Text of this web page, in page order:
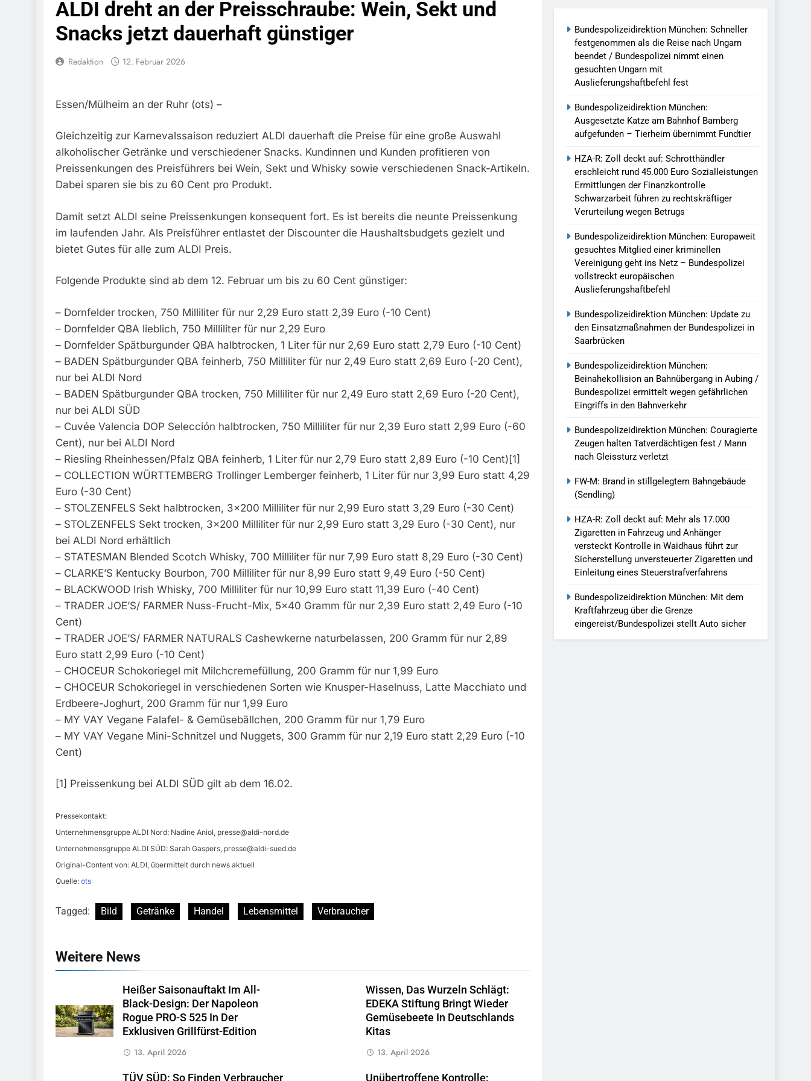
Schwarzarbeit Führen Zu Rechtskräftiger Verurteilung Wegen Betrugs
6. August 2026
Bundespolizeidirektion München: Europaweit Gesuchtes Mitglied Einer Kriminellen Vereinigung Geht Ins Netz –
Bundespolizei Vollstreckt Europäischen Auslieferungshaftbefehl
Bundespolizeidirektion München: Update Zu Den Einsatzmaßnahmen Der Bundespolizei In Saarbrücken
Bundespolizeidirektion München: Beinahekollision An Bahnübergang In Aubing / Bundespolizei Ermittelt Wegen
Gefährlichen Eingriffs In Den Bahnverkehr
Bundespolizeidirektion München: Couragierte Zeugen Halten Tatverdächtigen Fest / Mann Nach Gleissturz Verletzt
5. August 2026
FW-M: Brand In Stillgelegtem Bahngebäude (Sendling)
5. August 2026
HZA-R: Zoll Deckt Auf: Mehr Als 17.000 Zigaretten In Fahrzeug Und Anhänger Versteckt Kontrolle In Waidhaus Führt
Zur Sicherstellung Unversteuerter Zigaretten Und Einleitung Eines Steuerstrafverfahrens
4. August 2026
Bundespolizeidirektion München: Mit Dem Kraftfahrzeug Über Die Grenze Eingereist/Bundespolizei Stellt Auto
Sicher
ALDI dreht an der Preisschraube: Wein, Sekt und
Snacks jetzt dauerhaft günstiger
Redaktion 12. Februar 2026
Essen/Mülheim an der Ruhr (ots) –
Gleichzeitig zur Karnevalssaison reduziert ALDI dauerhaft die Preise für eine große Auswahl
alkoholischer Getränke und verschiedener Snacks. Kundinnen und Kunden profitieren von
Preissenkungen des Preisführers bei Wein, Sekt und Whisky sowie verschiedenen Snack-Artikeln.
Dabei sparen sie bis zu 60 Cent pro Produkt.
Damit setzt ALDI seine Preissenkungen konsequent fort. Es ist bereits die neunte Preissenkung
im laufenden Jahr. Als Preisführer entlastet der Discounter die Haushaltsbudgets gezielt und
bietet Gutes für alle zum ALDI Preis.
Folgende Produkte sind ab dem 12. Februar um bis zu 60 Cent günstiger:
– Dornfelder trocken, 750 Milliliter für nur 2,29 Euro statt 2,39 Euro (-10 Cent)
– Dornfelder QBA lieblich, 750 Milliliter für nur 2,29 Euro
– Dornfelder Spätburgunder QBA halbtrocken, 1 Liter für nur 2,69 Euro statt 2,79 Euro (-10 Cent)
– BADEN Spätburgunder QBA feinherb, 750 Milliliter für nur 2,49 Euro statt 2,69 Euro (-20 Cent),
nur bei ALDI Nord
– BADEN Spätburgunder QBA trocken, 750 Milliliter für nur 2,49 Euro statt 2,69 Euro (-20 Cent),
nur bei ALDI SÜD
– Cuvée Valencia DOP Selección halbtrocken, 750 Milliliter für nur 2,39 Euro statt 2,99 Euro (-60
Cent), nur bei ALDI Nord
– Riesling Rheinhessen/Pfalz QBA feinherb, 1 Liter für nur 2,79 Euro statt 2,89 Euro (-10 Cent)[1]
– COLLECTION WÜRTTEMBERG Trollinger Lemberger feinherb, 1 Liter für nur 3,99 Euro statt 4,29
Euro (-30 Cent)
– STOLZENFELS Sekt halbtrocken, 3×200 Milliliter für nur 2,99 Euro statt 3,29 Euro (-30 Cent)
– STOLZENFELS Sekt trocken, 3×200 Milliliter für nur 2,99 Euro statt 3,29 Euro (-30 Cent), nur
bei ALDI Nord erhältlich
– STATESMAN Blended Scotch Whisky, 700 Milliliter für nur 7,99 Euro statt 8,29 Euro (-30 Cent)
– CLARKE’S Kentucky Bourbon, 700 Milliliter für nur 8,99 Euro statt 9,49 Euro (-50 Cent)
– BLACKWOOD Irish Whisky, 700 Milliliter für nur 10,99 Euro statt 11,39 Euro (-40 Cent)
– TRADER JOE’S/ FARMER Nuss-Frucht-Mix, 5×40 Gramm für nur 2,39 Euro statt 2,49 Euro (-10
Cent)
– TRADER JOE’S/ FARMER NATURALS Cashewkerne naturbelassen, 200 Gramm für nur 2,89
Euro statt 2,99 Euro (-10 Cent)
– CHOCEUR Schokoriegel mit Milchcremefüllung, 200 Gramm für nur 1,99 Euro
– CHOCEUR Schokoriegel in verschiedenen Sorten wie Knusper-Haselnuss, Latte Macchiato und
Erdbeere-Joghurt, 200 Gramm für nur 1,99 Euro
– MY VAY Vegane Falafel- & Gemüsebällchen, 200 Gramm für nur 1,79 Euro
– MY VAY Vegane Mini-Schnitzel und Nuggets, 300 Gramm für nur 2,19 Euro statt 2,29 Euro (-10
Cent)
[1] Preissenkung bei ALDI SÜD gilt ab dem 16.02.
Pressekontakt:
Unternehmensgruppe ALDI Nord: Nadine Aniol, presse@aldi-nord.de
Unternehmensgruppe ALDI SÜD: Sarah Gaspers, presse@aldi-sued.de
Original-Content von: ALDI, übermittelt durch news aktuell
Quelle: ots
Tagged: Bild Getränke Handel Lebensmittel Verbraucher
Weitere News
Heißer Saisonauftakt Im All-
Black-Design: Der Napoleon
Rogue PRO-S 525 In Der
Exklusiven Grillfürst-Edition
13. April 2026
Wissen, Das Wurzeln Schlägt:
EDEKA Stiftung Bringt Wieder
Gemüsebeete In Deutschlands
Kitas
13. April 2026
TÜV SÜD: So Finden Verbraucher Unübertroffene Kontrolle:
Bundespolizeidirektion München: Schneller
festgenommen als die Reise nach Ungarn
beendet / Bundespolizei nimmt einen
gesuchten Ungarn mit
Auslieferungshaftbefehl fest
Bundespolizeidirektion München:
Ausgesetzte Katze am Bahnhof Bamberg
aufgefunden – Tierheim übernimmt Fundtier
HZA-R: Zoll deckt auf: Schrotthändler
erschleicht rund 45.000 Euro Sozialleistungen
Ermittlungen der Finanzkontrolle
Schwarzarbeit führen zu rechtskräftiger
Verurteilung wegen Betrugs
Bundespolizeidirektion München: Europaweit
gesuchtes Mitglied einer kriminellen
Vereinigung geht ins Netz – Bundespolizei
vollstreckt europäischen
Auslieferungshaftbefehl
Bundespolizeidirektion München: Update zu
den Einsatzmaßnahmen der Bundespolizei in
Saarbrücken
Bundespolizeidirektion München:
Beinahekollision an Bahnübergang in Aubing /
Bundespolizei ermittelt wegen gefährlichen
Eingriffs in den Bahnverkehr
Bundespolizeidirektion München: Couragierte
Zeugen halten Tatverdächtigen fest / Mann
nach Gleissturz verletzt
FW-M: Brand in stillgelegtem Bahngebäude
(Sendling)
HZA-R: Zoll deckt auf: Mehr als 17.000
Zigaretten in Fahrzeug und Anhänger
versteckt Kontrolle in Waidhaus führt zur
Sicherstellung unversteuerter Zigaretten und
Einleitung eines Steuerstrafverfahrens
Bundespolizeidirektion München: Mit dem
Kraftfahrzeug über die Grenze
eingereist/Bundespolizei stellt Auto sicher